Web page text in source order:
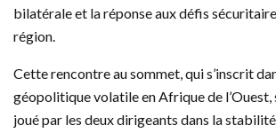
bilatérale et la réponse aux défis
région.
Cette rencontre au sommet, qui s’inscrit
géopolitique volatile en Afrique de l’Ouest,
joué par les deux dirigeants dans la